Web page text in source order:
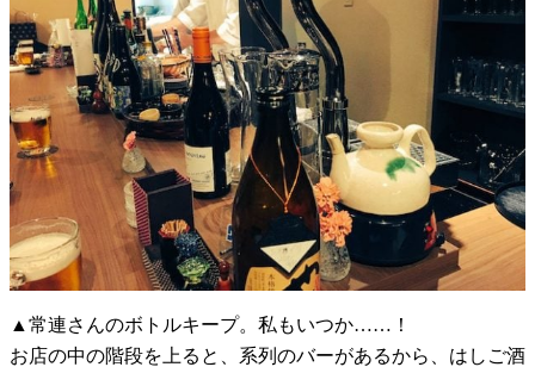
▲常連さんのボトルキープ。私もいつか……！
お店の中の階段を上ると、系列のバーがあるから、はしご酒